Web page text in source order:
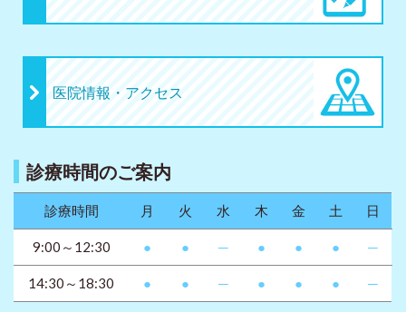
医院情報・アクセス
診療時間のご案内
診療時間 月 火 水 木 金 土 日
9:00～12:30 ● ● ─ ● ● ● ─
14:30～18:30 ● ● ─ ● ● ● ─